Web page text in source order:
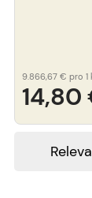
14,80
9.866,67 € pro 1